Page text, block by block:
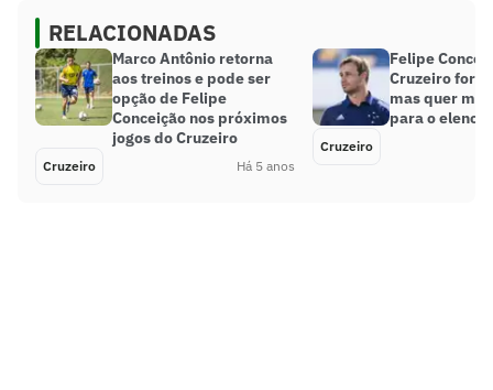
RELACIONADAS
Marco Antônio retorna
aos treinos e pode ser
opção de Felipe
Conceição nos próximos
jogos do Cruzeiro
Cruzeiro Há 5 anos
Felipe
Cruzeiro forte
mas quer
para o elenco
Cruzeiro